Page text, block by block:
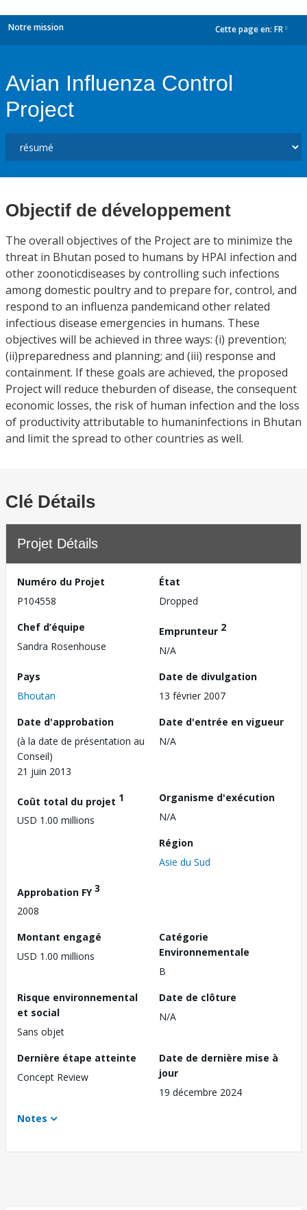
Notre mission Cette page en: FR
Avian Influenza Control
Project
Objectif de développement
The overall objectives of the Project are to minimize the
threat in Bhutan posed to humans by HPAI infection and
other zoonoticdiseases by controlling such infections
among domestic poultry and to prepare for, control, and
respond to an influenza pandemicand other related
infectious disease emergencies in humans. These
objectives will be achieved in three ways: (i) prevention;
(ii)preparedness and planning; and (iii) response and
containment. If these goals are achieved, the proposed
Project will reduce theburden of disease, the consequent
economic losses, the risk of human infection and the loss
of productivity attributable to humaninfections in Bhutan
and limit the spread to other countries as well.
Clé Détails
Projet Détails
Numéro du Projet
P104558
État
Dropped
Chef d’équipe
Sandra Rosenhouse
Emprunteur 2
N/A
Pays
Bhoutan
Date de divulgation
13 février 2007
Date d'approbation
(à la date de présentation au
Conseil)
21 juin 2013
Date d'entrée en vigueur
N/A
Coût total du projet 1
USD 1.00 millions
Organisme d'exécution
N/A
Région
Asie du Sud
Approbation FY3
2008
Montant engagé
USD 1.00 millions
Catégorie
Environnementale
B
Risque environnemental
et social
Sans objet
Date de clôture
N/A
Dernière étape atteinte
Concept Review
Date de dernière mise à
jour
19 décembre 2024
Notes